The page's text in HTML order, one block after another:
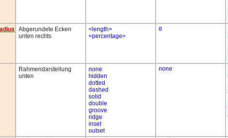
Abgerundete Ecken
unten rechts
<length>
<percentage>
0
Rahmendarstellung
unten
none
hidden
dotted
dashed
solid
double
groove
ridge
inset
outset
none